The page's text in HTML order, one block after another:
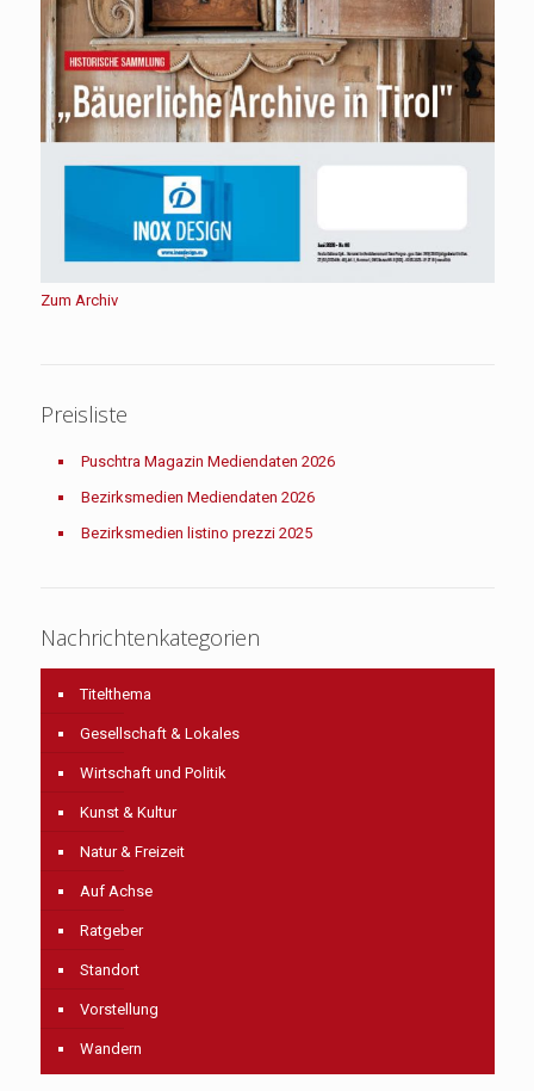
Zum Archiv
Preisliste
Puschtra Magazin Mediendaten 2026
Bezirksmedien Mediendaten 2026
Bezirksmedien listino prezzi 2025
Nachrichtenkategorien
Titelthema
Gesellschaft & Lokales
Wirtschaft und Politik
Kunst & Kultur
Natur & Freizeit
Auf Achse
Ratgeber
Standort
Vorstellung
Wandern